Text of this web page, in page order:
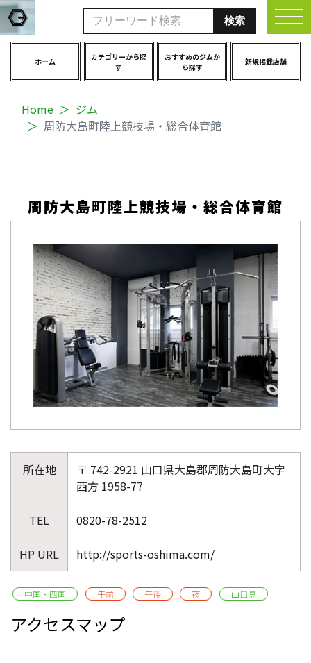
ホーム
カテゴリーから探
す
おすすめのジムか
ら探す
新規掲載店舗
Home
ジム
周防大島町陸上競技場・総合体育館
周防大島町陸上競技場・総合体育館
所在地
〒 742-2921 山口県大島郡周防大島町大字
西方 1958-77
TEL 0820-78-2512
HP URL http://sports-oshima.com/
中国・四国 午前 午後 夜 山口県
アクセスマップ